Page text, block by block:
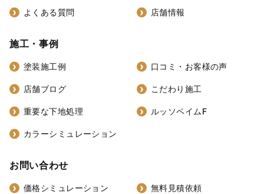
よくある質問 店舗情報
施工・事例
塗装施工例 口コミ・お客様の声
店舗ブログ こだわり施工
重要な下地処理 ルッソペイムF
カラーシミュレーション
お問い合わせ
価格シミュレーション 無料見積依頼